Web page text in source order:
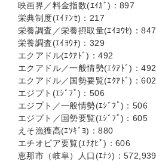
映画界／料金指数(ｴｲｶﾞ)：897
栄典制度(ｴｲﾃﾝｾ)：217
栄養調査／栄養摂取量(ｴｲﾖｳｾ)：847
栄養調査(ｴｲﾖｳﾁ)：329
エクアドル(ｴｸｱﾄﾞ)：492
エクアドル／一般情勢(ｴｸｱﾄﾞ)：492
エクアドル／国勢要覧(ｴｸｱﾄﾞ)：602
エジプト(ｴｼﾞﾌﾟ)：506
エジプト／一般情勢(ｴｼﾞﾌﾟ)：506
エジプト／国勢要覧(ｴｼﾞﾌﾟ)：605
えそ漁獲高(ｴｿｷﾞﾖ)：880
エチオピア要覧(ｴﾁｵﾋﾟ)：606
恵那市（岐阜）人口(ｴﾅｼ)：572,939